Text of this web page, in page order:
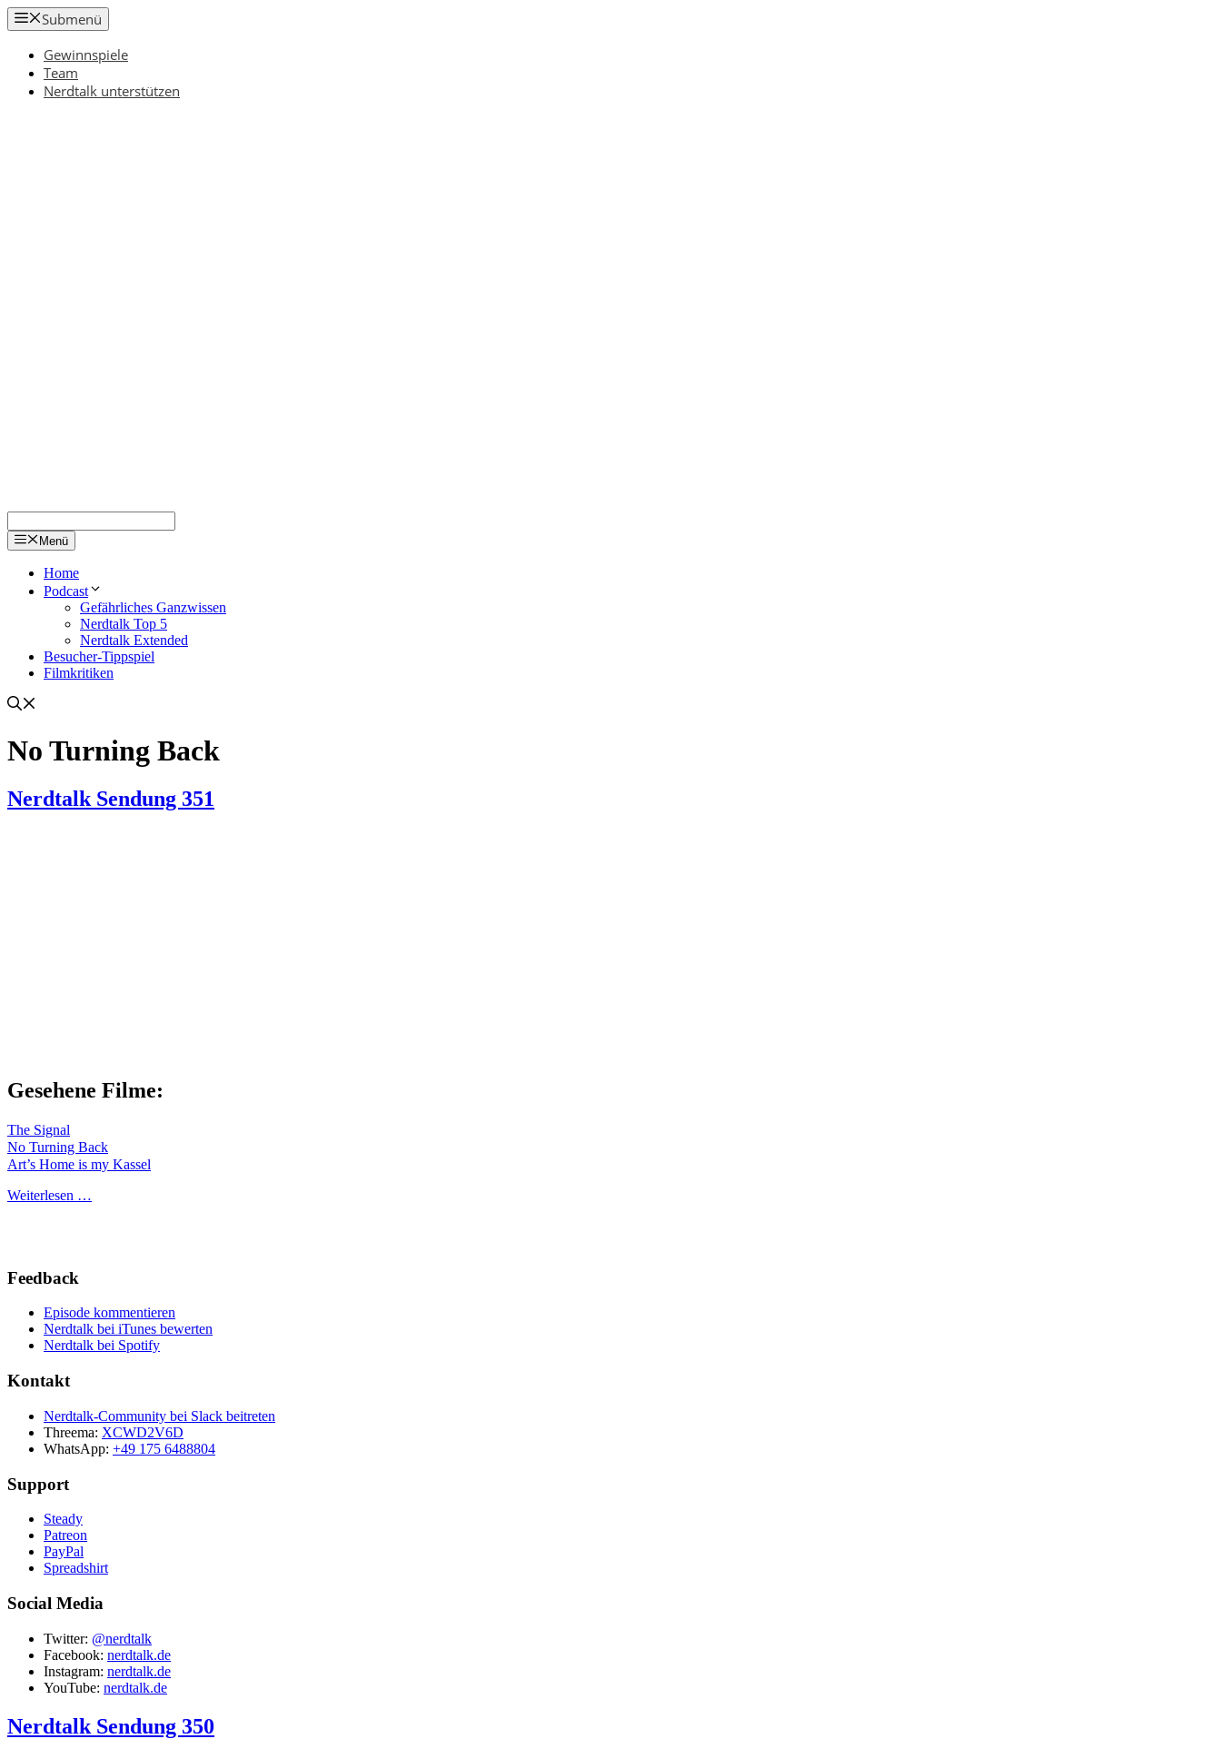
Zum
Inhalt
springen
Submenü
Gewinnspiele
Team
Nerdtalk unterstützen
Menü
Home
Podcast
Gefährliches Ganzwissen
Nerdtalk Top 5
Nerdtalk Extended
Besucher-Tippspiel
Filmkritiken
No Turning Back
Nerdtalk Sendung 351
Gesehene Filme:
The Signal
No Turning Back
Art’s Home is my Kassel
Weiterlesen …
Feedback
Episode kommentieren
Nerdtalk bei iTunes bewerten
Nerdtalk bei Spotify
Kontakt
Nerdtalk-Community bei Slack beitreten
Threema: XCWD2V6D
WhatsApp: +49 175 6488804
Support
Steady
Patreon
PayPal
Spreadshirt
Social Media
Twitter: @nerdtalk
Facebook: nerdtalk.de
Instagram: nerdtalk.de
YouTube: nerdtalk.de
Nerdtalk Sendung 350